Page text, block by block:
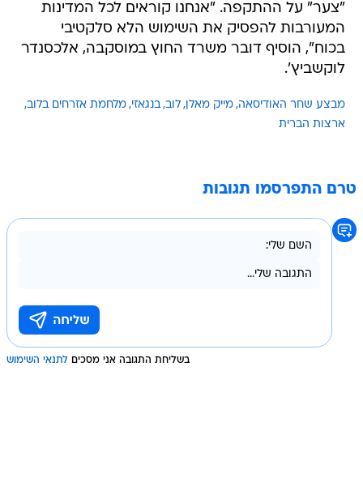
"צער" על ההתקפה. "אנחנו קוראים לכל המדינות
המעורבות להפסיק את השימוש הלא סלקטיבי
בכוח", הוסיף דובר משרד החוץ במוסקבה, אלכסנדר
לוקשביץ'.
מבצע שחר האודיסאה מייק מאלן לוב בנגאזי מלחמת אזרחים בלוב
ארצות הברית
טרם התפרסמו תגובות
בשליחת התגובה אני מסכים לתנאי השימוש